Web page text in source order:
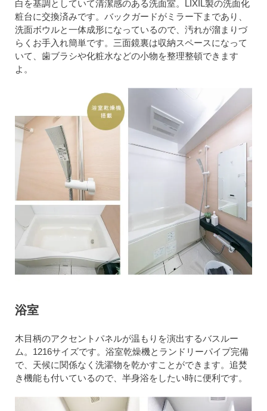
白を基調としていて清潔感のある洗面室。LIXIL製の洗面化
粧台に交換済みです。バックガードがミラー下まであり、
洗面ボウルと一体成形になっているので、汚れが溜まりづ
らくお手入れ簡単です。三面鏡裏は収納スペースになって
いて、歯ブラシや化粧水などの小物を整理整頓できます
よ。
浴室
木目柄のアクセントパネルが温もりを演出するバスルー
ム。1216サイズです。浴室乾燥機とランドリーパイプ完備
で、天候に関係なく洗濯物を乾かすことができます。追焚
き機能も付いているので、半身浴をしたい時に便利です。